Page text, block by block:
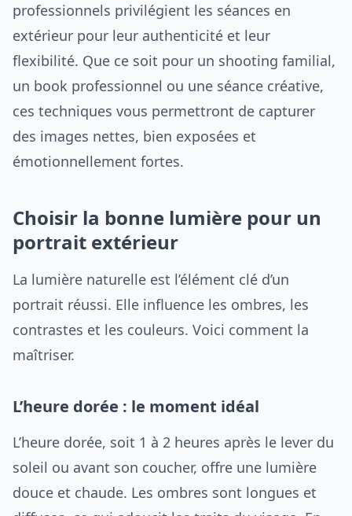
professionnels privilégient les séances en
extérieur pour leur authenticité et leur
flexibilité. Que ce soit pour un shooting familial,
un book professionnel ou une séance créative,
ces techniques vous permettront de capturer
des images nettes, bien exposées et
émotionnellement fortes.
Choisir la bonne lumière pour un
portrait extérieur
La lumière naturelle est l’élément clé d’un
portrait réussi. Elle influence les ombres, les
contrastes et les couleurs. Voici comment la
maîtriser.
L’heure dorée : le moment idéal
L’heure dorée, soit 1 à 2 heures après le lever du
soleil ou avant son coucher, offre une lumière
douce et chaude. Les ombres sont longues et